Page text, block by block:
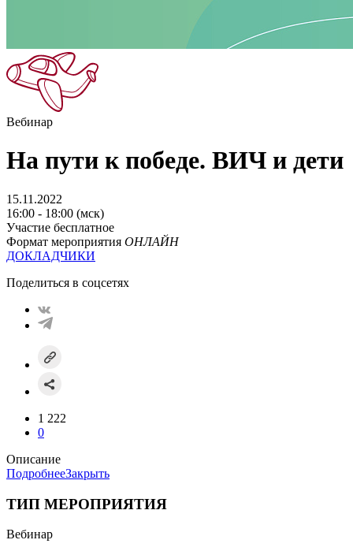
Вебинар
На пути к победе. ВИЧ и дети
15.11.2022
16:00 - 18:00 (мск)
Участие бесплатное
Формат мероприятия ОНЛАЙН
ДОКЛАДЧИКИ
Поделиться в соцсетях
1 222
0
Описание
ПодробнееЗакрыть
ТИП МЕРОПРИЯТИЯ
Вебинар